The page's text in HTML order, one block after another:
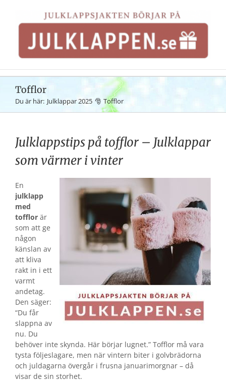
innehållet
Tofflor
Du är här: Julklappar 2025 Tofflor
Julklappstips på tofflor – Julklappar
som värmer i vinter
En
julklapp
med
tofflor är
som att ge
någon
känslan av
att kliva
rakt in i ett
varmt
andetag.
Den säger:
“Du får
slappna av
nu. Du
behöver inte skynda. Här börjar lugnet.” Tofflor må vara
tysta följeslagare, men när vintern biter i golvbrädorna
och juldagarna övergår i frusna januarimorgnar – då
visar de sin storhet.